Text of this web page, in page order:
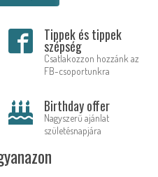
Tippek és tippek
szépség
Csatlakozzon hozzánk az
FB-csoportunkra
Birthday offer
Nagyszerű ajánlat
születésnapjára